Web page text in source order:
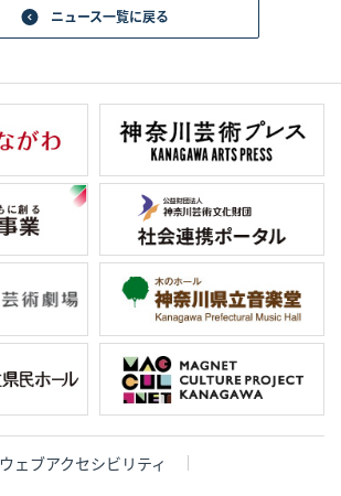
ニュース一覧に戻る
ウェブアクセシビリティ